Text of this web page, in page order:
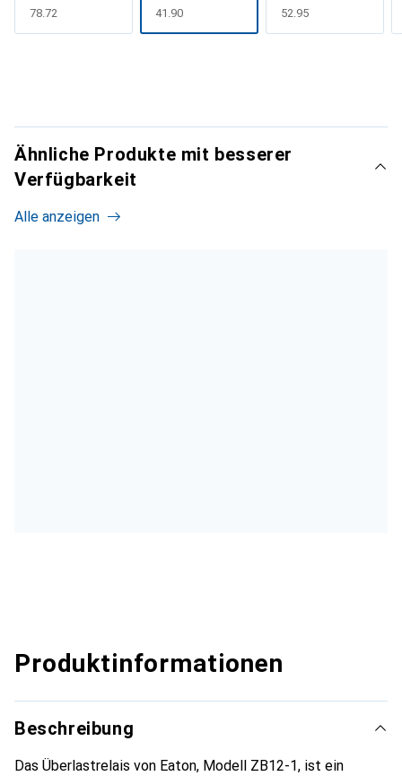
CHF
78.72 CHF
41.90 CHF
52.95
Ähnliche Produkte mit besserer
Verfügbarkeit
Alle anzeigen
Produktinformationen
Beschreibung
Das Überlastrelais von Eaton, Modell ZB12-1, ist ein